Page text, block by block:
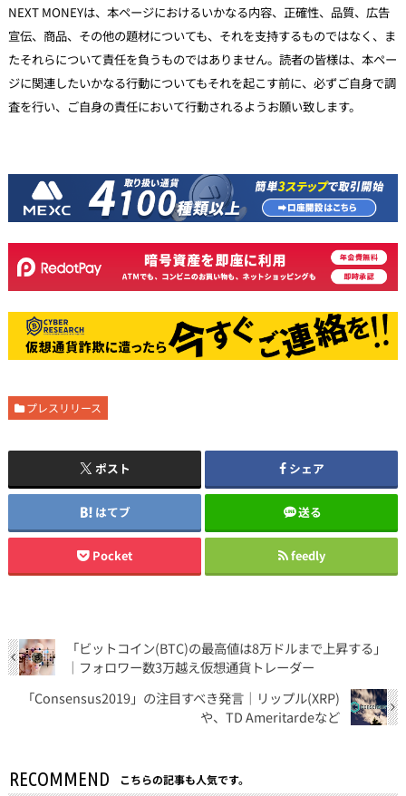
NEXT MONEYは、本ページにおけるいかなる内容、正確性、品質、広告
宣伝、商品、その他の題材についても、それを支持するものではなく、ま
たそれらについて責任を負うものではありません。読者の皆様は、本ペー
ジに関連したいかなる行動についてもそれを起こす前に、必ずご自身で調
査を行い、ご自身の責任において行動されるようお願い致します。
プレスリリース
ポスト シェア
はてブ 送る
Pocket feedly
「ビットコイン(BTC)の最高値は8万ドルまで上昇する」
｜フォロワー数3万越え仮想通貨トレーダー
「Consensus2019」の注目すべき発言｜リップル(XRP)
や、TD Ameritardeなど
RECOMMEND こちらの記事も人気です。